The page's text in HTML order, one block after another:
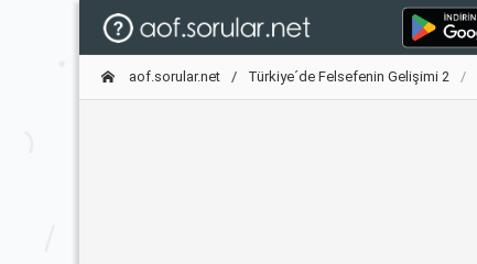
aof.sorular.net Türkiye´de Felsefenin Gelişimi 2